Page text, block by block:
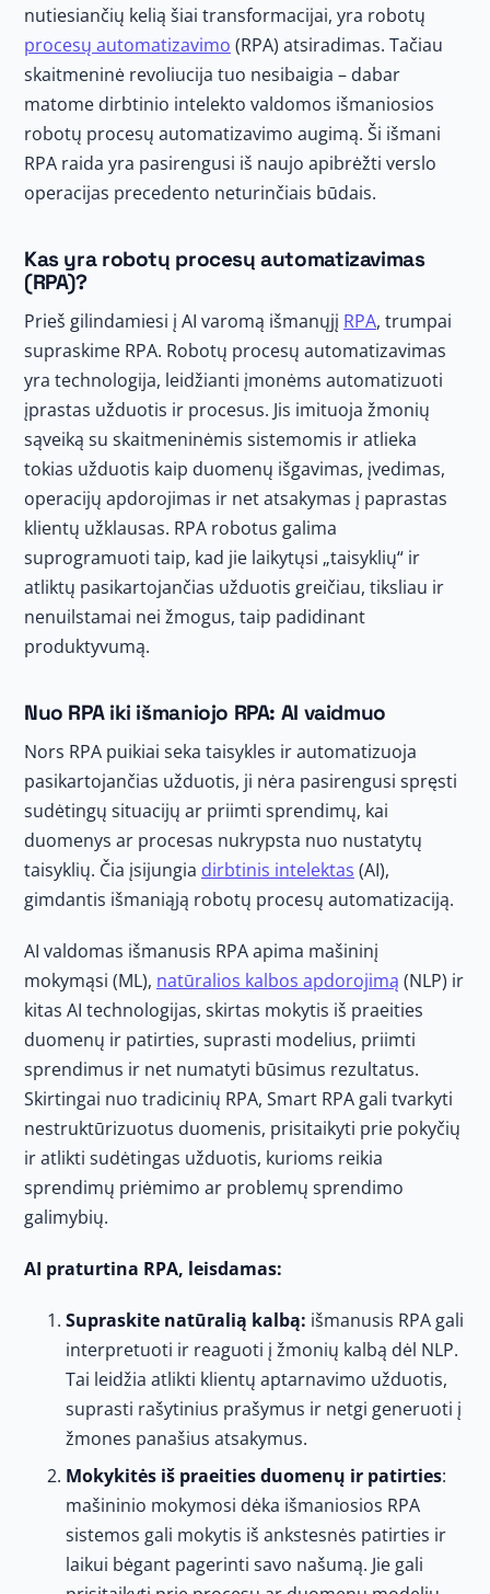
nutiesiančių kelią šiai transformacijai, yra robotų
procesų automatizavimo (RPA) atsiradimas. Tačiau
skaitmeninė revoliucija tuo nesibaigia – dabar
matome dirbtinio intelekto valdomos išmaniosios
robotų procesų automatizavimo augimą. Ši išmani
RPA raida yra pasirengusi iš naujo apibrėžti verslo
operacijas precedento neturinčiais būdais.
Kas yra robotų procesų automatizavimas
(RPA)?
Prieš gilindamiesi į AI varomą išmanųjį RPA, trumpai
supraskime RPA. Robotų procesų automatizavimas
yra technologija, leidžianti įmonėms automatizuoti
įprastas užduotis ir procesus. Jis imituoja žmonių
sąveiką su skaitmeninėmis sistemomis ir atlieka
tokias užduotis kaip duomenų išgavimas, įvedimas,
operacijų apdorojimas ir net atsakymas į paprastas
klientų užklausas. RPA robotus galima
suprogramuoti taip, kad jie laikytųsi „taisyklių“ ir
atliktų pasikartojančias užduotis greičiau, tiksliau ir
nenuilstamai nei žmogus, taip padidinant
produktyvumą.
Nuo RPA iki išmaniojo RPA: AI vaidmuo
Nors RPA puikiai seka taisykles ir automatizuoja
pasikartojančias užduotis, ji nėra pasirengusi spręsti
sudėtingų situacijų ar priimti sprendimų, kai
duomenys ar procesas nukrypsta nuo nustatytų
taisyklių. Čia įsijungia dirbtinis intelektas (AI),
gimdantis išmaniąją robotų procesų automatizaciją.
AI valdomas išmanusis RPA apima mašininį
mokymąsi (ML), natūralios kalbos apdorojimą (NLP) ir
kitas AI technologijas, skirtas mokytis iš praeities
duomenų ir patirties, suprasti modelius, priimti
sprendimus ir net numatyti būsimus rezultatus.
Skirtingai nuo tradicinių RPA, Smart RPA gali tvarkyti
nestruktūrizuotus duomenis, prisitaikyti prie pokyčių
ir atlikti sudėtingas užduotis, kurioms reikia
sprendimų priėmimo ar problemų sprendimo
galimybių.
AI praturtina RPA, leisdamas:
Supraskite natūralią kalbą: išmanusis RPA gali
interpretuoti ir reaguoti į žmonių kalbą dėl NLP.
Tai leidžia atlikti klientų aptarnavimo užduotis,
suprasti rašytinius prašymus ir netgi generuoti į
žmones panašius atsakymus.
Mokykitės iš praeities duomenų ir patirties:
mašininio mokymosi dėka išmaniosios RPA
sistemos gali mokytis iš ankstesnės patirties ir
laikui bėgant pagerinti savo našumą. Jie gali